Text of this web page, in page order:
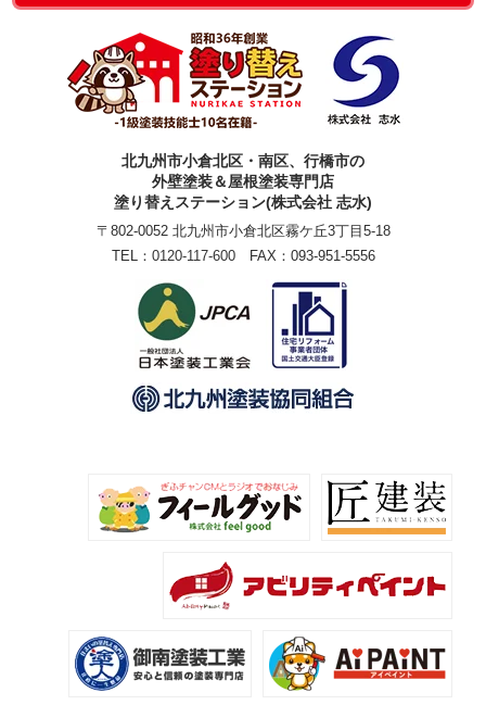
北九州市小倉北区・南区、行橋市の
外壁塗装＆屋根塗装専門店
塗り替えステーション(株式会社 志水)
〒802-0052 北九州市小倉北区霧ケ丘3丁目5-18
TEL： 0120-117-600FAX：093-951-5556